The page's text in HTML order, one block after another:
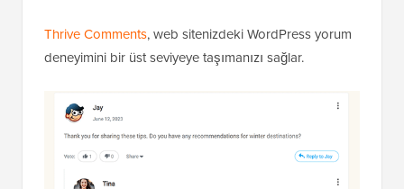
Thrive Comments, web sitenizdeki WordPress yorum
deneyimini bir üst seviyeye taşımanızı sağlar.